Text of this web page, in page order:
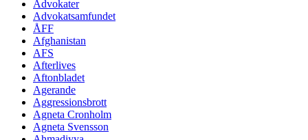
Advokater
Advokatsamfundet
ÅFF
Afghanistan
AFS
Afterlives
Aftonbladet
Agerande
Aggressionsbrott
Agneta Cronholm
Agneta Svensson